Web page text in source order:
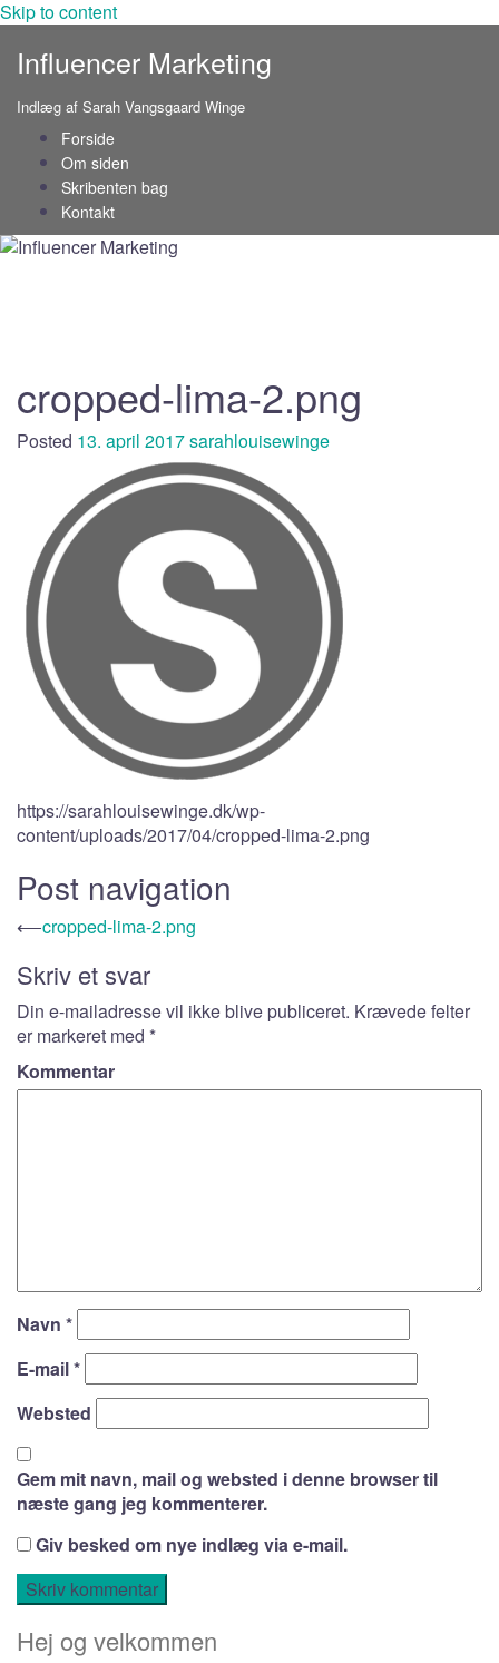
Skip to content
Influencer Marketing
Indlæg af Sarah Vangsgaard Winge
Forside
Om siden
Skribenten bag
Kontakt
cropped-lima-2.png
Posted 13. april 2017sarahlouisewinge
https://sarahlouisewinge.dk/wp-
content/uploads/2017/04/cropped-lima-2.png
Post navigation
⟵cropped-lima-2.png
Skriv et svar
Din e-mailadresse vil ikke blive publiceret. Krævede felter
er markeret med *
Kommentar
Navn *
E-mail*
Websted
Gem mit navn, mail og websted i denne browser til
næste gang jeg kommenterer.
Giv besked om nye indlæg via e-mail.
Hej og velkommen